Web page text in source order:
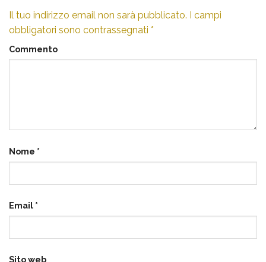
Il tuo indirizzo email non sarà pubblicato. I campi
obbligatori sono contrassegnati *
Commento
Nome *
Email *
Sito web